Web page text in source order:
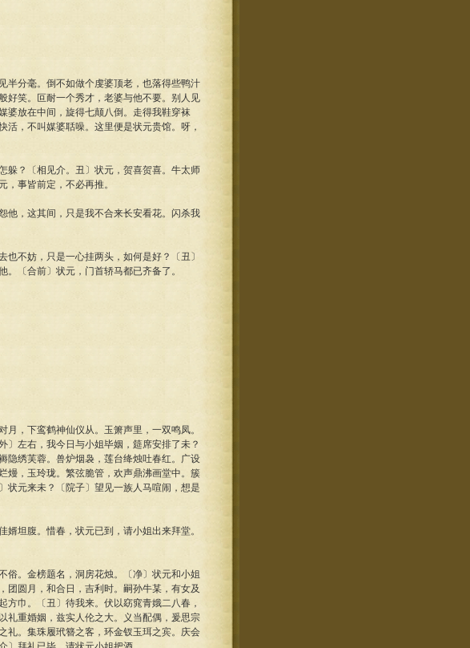
半分毫。倒不如做个虔婆顶老，也落得些鸭汁
好笑。叵耐一个秀才，老婆与他不要。别人见
婆放在中间，旋得七颠八倒。走得我鞋穿袜
，不叫媒婆聒噪。这里便是状元贵馆。呀，
躲？〔相见介。丑〕状元，贺喜贺喜。牛太师
事皆前定，不必再推。
他，这其间，只是我不合来长安看花。闪杀我
也不妨，只是一心挂两头，如何是好？〔丑〕
〔合前〕状元，门首轿马都已齐备了。
，下鸾鹤神仙仪从。玉箫声里，一双鸣凤。
〕左右，我今日与小姐毕姻，筵席安排了未？
隐绣芙蓉。兽炉烟袅，莲台绛烛吐春红。广设
熳，玉玲珑。繁弦脆管，欢声鼎沸画堂中。簇
状元来未？〔院子〕望见一族人马喧闹，想是
坦腹。惜春，状元已到，请小姐出来拜堂。
俗。金榜题名，洞房花烛。〔净〕状元和小姐
团圆月，和合日，吉利时。嗣孙牛某，有女及
巾。〔丑〕待我来。伏以窈窕青娥二八春，
礼重婚姻，兹实人伦之大。义当配偶，爰思宗
礼。集珠履玳簪之客，环金钗玉珥之宾。庆会